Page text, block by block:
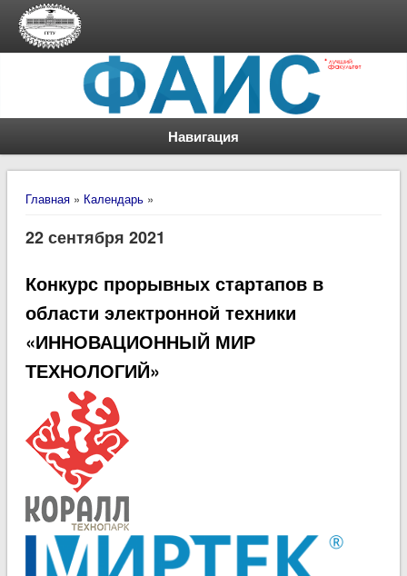
Навигация
Вы здесь
Главная» Календарь»
22 сентября 2021
Конкурс прорывных стартапов в
области электронной техники
«ИННОВАЦИОННЫЙ МИР
ТЕХНОЛОГИЙ»